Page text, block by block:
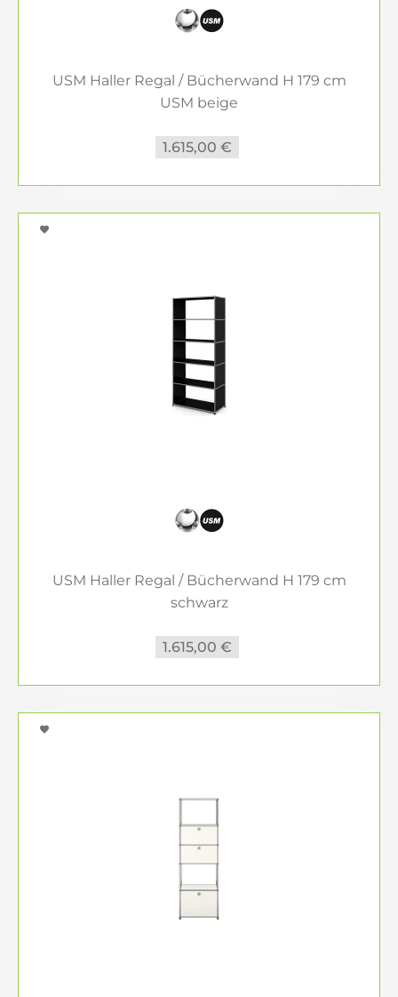
USM Haller Regal / Bücherwand H 179 cm
USM beige
1.615,00 €
USM Haller Regal / Bücherwand H 179 cm
schwarz
1.615,00 €